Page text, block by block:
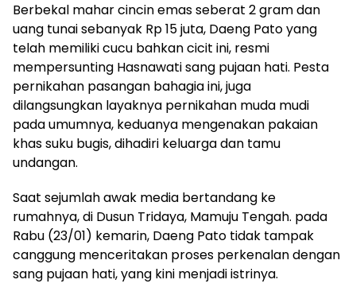
Berbekal mahar cincin emas seberat 2 gram dan
uang tunai sebanyak Rp 15 juta, Daeng Pato yang
telah memiliki cucu bahkan cicit ini, resmi
mempersunting Hasnawati sang pujaan hati. Pesta
pernikahan pasangan bahagia ini, juga
dilangsungkan layaknya pernikahan muda mudi
pada umumnya, keduanya mengenakan pakaian
khas suku bugis, dihadiri keluarga dan tamu
undangan.
Saat sejumlah awak media bertandang ke
rumahnya, di Dusun Tridaya, Mamuju Tengah. pada
Rabu (23/01) kemarin, Daeng Pato tidak tampak
canggung menceritakan proses perkenalan dengan
sang pujaan hati, yang kini menjadi istrinya.